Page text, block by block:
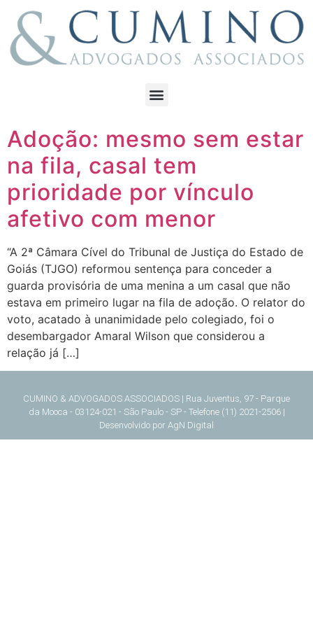
Adoção: mesmo sem estar
na fila, casal tem
prioridade por vínculo
afetivo com menor
“A 2ª Câmara Cível do Tribunal de Justiça do Estado de
Goiás (TJGO) reformou sentença para conceder a
guarda provisória de uma menina a um casal que não
estava em primeiro lugar na fila de adoção. O relator do
voto, acatado à unanimidade pelo colegiado, foi o
desembargador Amaral Wilson que considerou a
relação já […]
CUMINO & ADVOGADOS ASSOCIADOS | Rua Juventus, 97 - Parque
da Mooca - 03124-021 - São Paulo - SP - Telefone (11) 2021-2506 |
Desenvolvido por AgN Digital